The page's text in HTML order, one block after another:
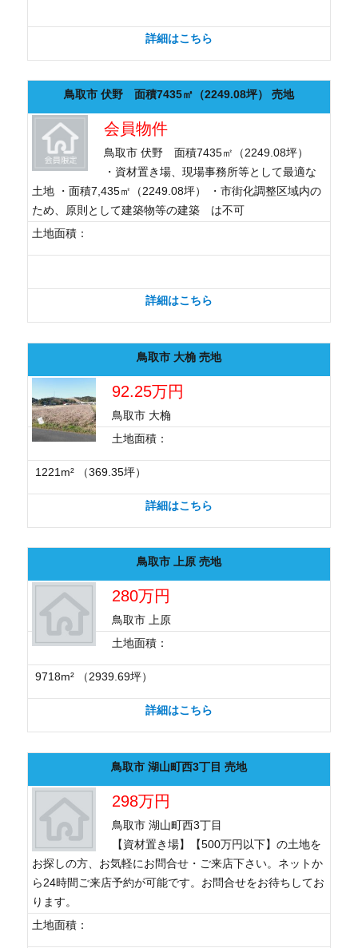
詳細はこちら
鳥取市 伏野 面積7435㎡（2249.08坪） 売地
会員物件
鳥取市 伏野 面積7435㎡（2249.08坪）
・資材置き場、現場事務所等として最適な
土地 ・面積7,435㎡（2249.08坪） ・市街化調整区域内の
ため、原則として建築物等の建築 は不可
土地面積：
詳細はこちら
鳥取市 大桷 売地
92.25万円
鳥取市 大桷
土地面積：
1221m² （369.35坪）
詳細はこちら
鳥取市 上原 売地
280万円
鳥取市 上原
土地面積：
9718m² （2939.69坪）
詳細はこちら
鳥取市 湖山町西3丁目 売地
298万円
鳥取市 湖山町西3丁目
【資材置き場】【500万円以下】の土地を
お探しの方、お気軽にお問合せ・ご来店下さい。ネットか
ら24時間ご来店予約が可能です。お問合せをお待ちしてお
ります。
土地面積：